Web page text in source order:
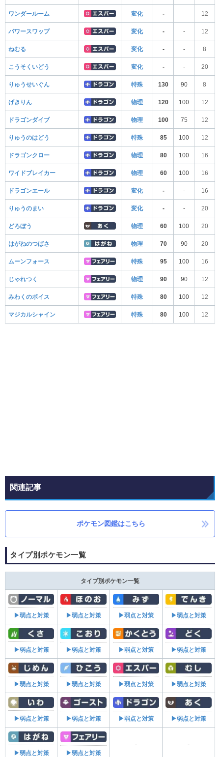
ワンダールーム 変化 - - 12
パワースワップ 変化 - - 12
ねむる 変化 - - 8
こうそくいどう 変化 - - 20
りゅうせいぐん 特殊 130 90 8
げきりん 物理 120 100 12
ドラゴンダイブ 物理 100 75 12
りゅうのはどう 特殊 85 100 12
ドラゴンクロー 物理 80 100 16
ワイドブレイカー 物理 60 100 16
ドラゴンエール 変化 - - 16
りゅうのまい 変化 - - 20
どろぼう 物理 60 100 20
はがねのつばさ 物理 70 90 20
ムーンフォース 特殊 95 100 16
じゃれつく 物理 90 90 12
みわくのボイス 特殊 80 100 12
マジカルシャイン 特殊 80 100 12
関連記事
ポケモン図鑑はこちら
タイプ別ポケモン一覧
タイプ別ポケモン一覧
▶弱点と対策 ▶弱点と対策 ▶弱点と対策 ▶弱点と対策
▶弱点と対策 ▶弱点と対策 ▶弱点と対策 ▶弱点と対策
▶弱点と対策 ▶弱点と対策 ▶弱点と対策 ▶弱点と対策
▶弱点と対策 ▶弱点と対策 ▶弱点と対策 ▶弱点と対策
▶弱点と対策 ▶弱点と対策
- -